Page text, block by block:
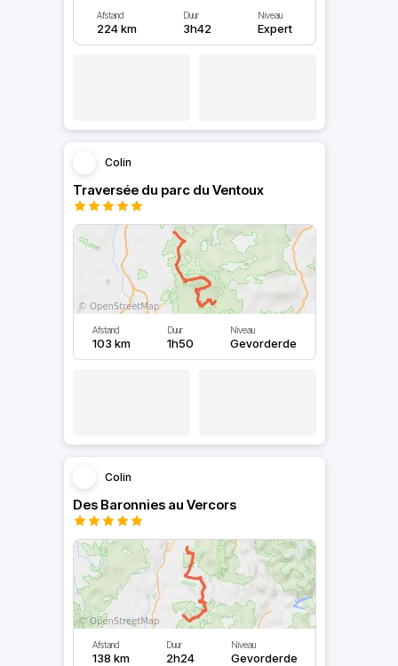
Afstand
224 km
Duur
3h42
Niveau
Expert
Colin
Traversée du parc du Ventoux
Afstand
103 km
Duur
1h50
Niveau
Gevorderde
Colin
Des Baronnies au Vercors
Afstand
138 km
Duur
2h24
Niveau
Gevorderde